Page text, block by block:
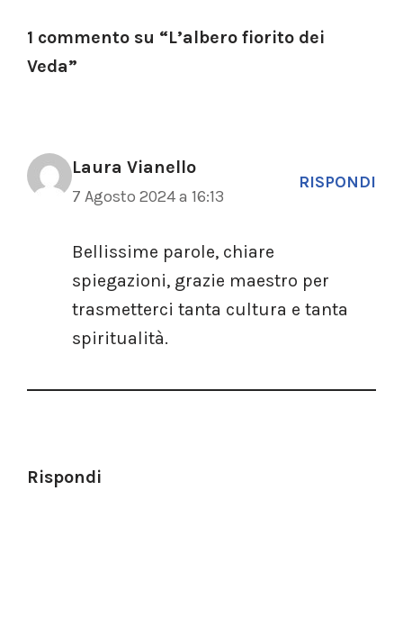
1 commento su “L’albero fiorito dei
Veda”
Laura Vianello
7 Agosto 2024 a 16:13
RISPONDI
Bellissime parole, chiare
spiegazioni, grazie maestro per
trasmetterci tanta cultura e tanta
spiritualità.
Rispondi